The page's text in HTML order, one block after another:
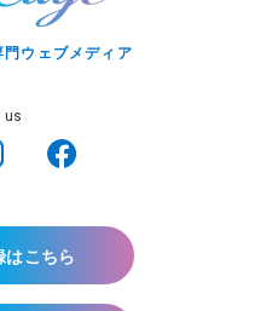
ウェブメディア
us
こちら